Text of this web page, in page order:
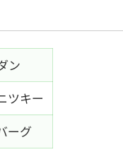
ン
ツキー
ーグ